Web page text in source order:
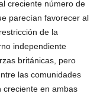
creciente número de
parecían favorecer al
de la
independiente
británicas, pero
las comunidades
creciente en ambas